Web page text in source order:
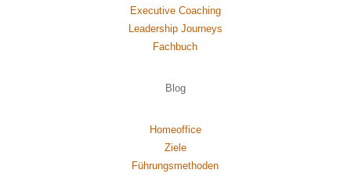
Executive Coaching
Leadership Journeys
Fachbuch
Blog
Homeoffice
Ziele
Führungsmethoden